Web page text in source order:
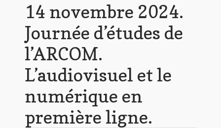
14 novembre 2024.
Journée d’études de
l’ARCOM.
L’audiovisuel et le
numérique en
première ligne.